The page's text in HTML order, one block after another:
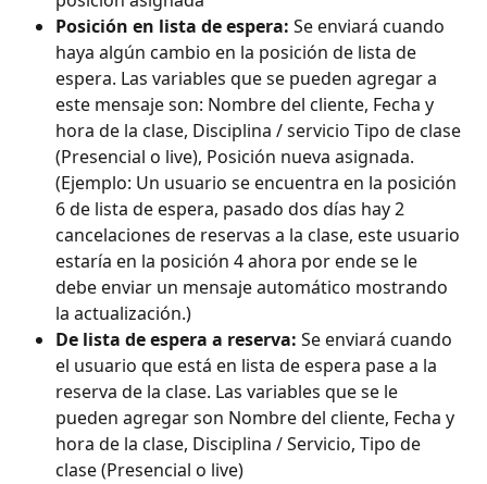
Posición en lista de espera: Se enviará cuando
haya algún cambio en la posición de lista de
espera. Las variables que se pueden agregar a
este mensaje son: Nombre del cliente, Fecha y
hora de la clase, Disciplina / servicio Tipo de clase
(Presencial o live), Posición nueva asignada.
(Ejemplo: Un usuario se encuentra en la posición
6 de lista de espera, pasado dos días hay 2
cancelaciones de reservas a la clase, este usuario
estaría en la posición 4 ahora por ende se le
debe enviar un mensaje automático mostrando
la actualización.)
De lista de espera a reserva: Se enviará cuando
el usuario que está en lista de espera pase a la
reserva de la clase. Las variables que se le
pueden agregar son Nombre del cliente, Fecha y
hora de la clase, Disciplina / Servicio, Tipo de
clase (Presencial o live)